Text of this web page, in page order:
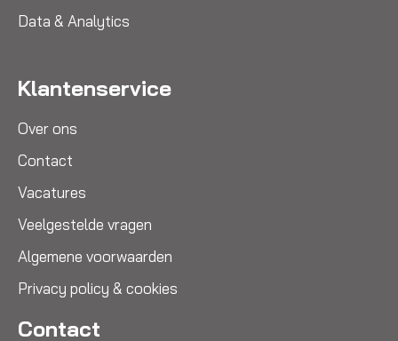
Data & Analytics
Klantenservice
Over ons
Contact
Vacatures
Veelgestelde vragen
Algemene voorwaarden
Privacy policy & cookies
Contact